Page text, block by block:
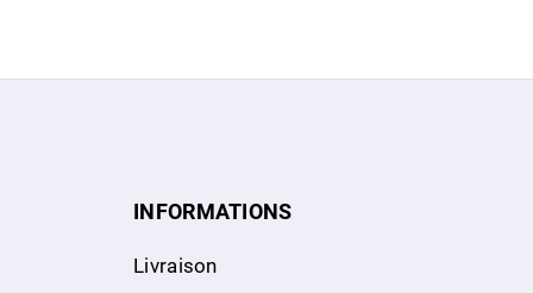
INFORMATIONS
Livraison